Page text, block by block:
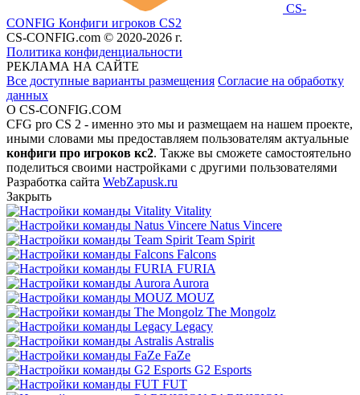
CS-
CONFIG Конфиги игроков CS2
CS-CONFIG.com © 2020-2026 г.
Политика конфиденциальности
РЕКЛАМА НА САЙТЕ
Все доступные варианты размещения Согласие на обработку
данных
О CS-CONFIG.COM
CFG pro CS 2 - именно это мы и размещаем на нашем проекте,
иными словами мы предоставляем пользователям актуальные
конфиги про игроков кс2. Также вы сможете самостоятельно
поделиться своими настройками с другими пользователями
Разработка сайта WebZapusk.ru
Закрыть
Vitality
Natus Vincere
Team Spirit
Falcons
FURIA
Aurora
MOUZ
The Mongolz
Legacy
Astralis
FaZe
G2 Esports
FUT